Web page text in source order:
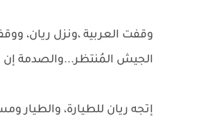
وقفت العربية ،ونزل ريان،
الجيش المُنتظر...والصدمة
إتجه ريان للطيارة،